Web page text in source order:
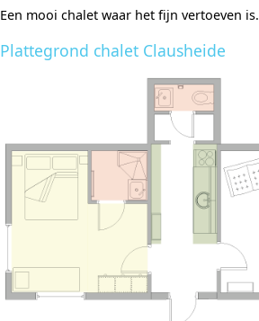
Een mooi chalet waar het fijn vertoeven is.
Plattegrond chalet Clausheide